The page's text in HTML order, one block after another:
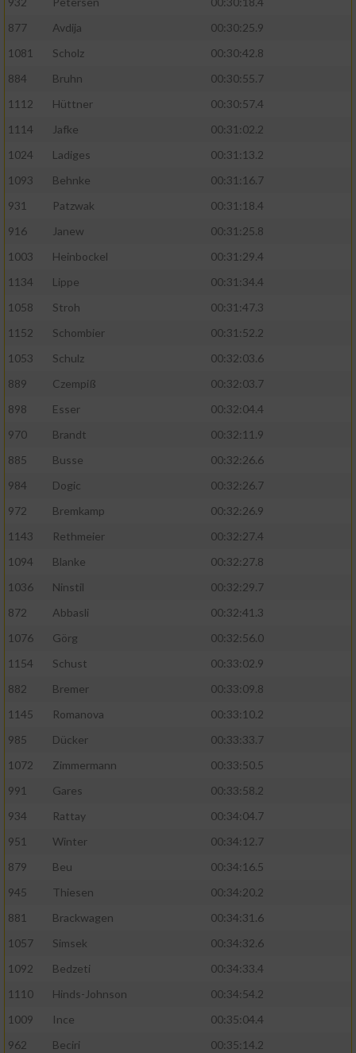
877
Avdija
00:30:25.9
1081
Scholz
00:30:42.8
884
Bruhn
00:30:55.7
1112
Hüttner
00:30:57.4
1114
Jafke
00:31:02.2
1024
Ladiges
00:31:13.2
1093
Behnke
00:31:16.7
931
Patzwak
00:31:18.4
916
Janew
00:31:25.8
1003
Heinbockel
00:31:29.4
1134
Lippe
00:31:34.4
1058
Stroh
00:31:47.3
1152
Schombier
00:31:52.2
1053
Schulz
00:32:03.6
889
Czempiß
00:32:03.7
898
Esser
00:32:04.4
970
Brandt
00:32:11.9
885
Busse
00:32:26.6
984
Dogic
00:32:26.7
972
Bremkamp
00:32:26.9
1143
Rethmeier
00:32:27.4
1094
Blanke
00:32:27.8
1036
Ninstil
00:32:29.7
872
Abbasli
00:32:41.3
1076
Görg
00:32:56.0
1154
Schust
00:33:02.9
882
Bremer
00:33:09.8
1145
Romanova
00:33:10.2
985
Dücker
00:33:33.7
1072
Zimmermann
00:33:50.5
991
Gares
00:33:58.2
934
Rattay
00:34:04.7
951
Winter
00:34:12.7
879
Beu
00:34:16.5
945
Thiesen
00:34:20.2
881
Brackwagen
00:34:31.6
1057
Simsek
00:34:32.6
1092
Bedzeti
00:34:33.4
1110
Hinds-Johnson
00:34:54.2
1009
Ince
00:35:04.4
962
Beciri
00:35:14.2